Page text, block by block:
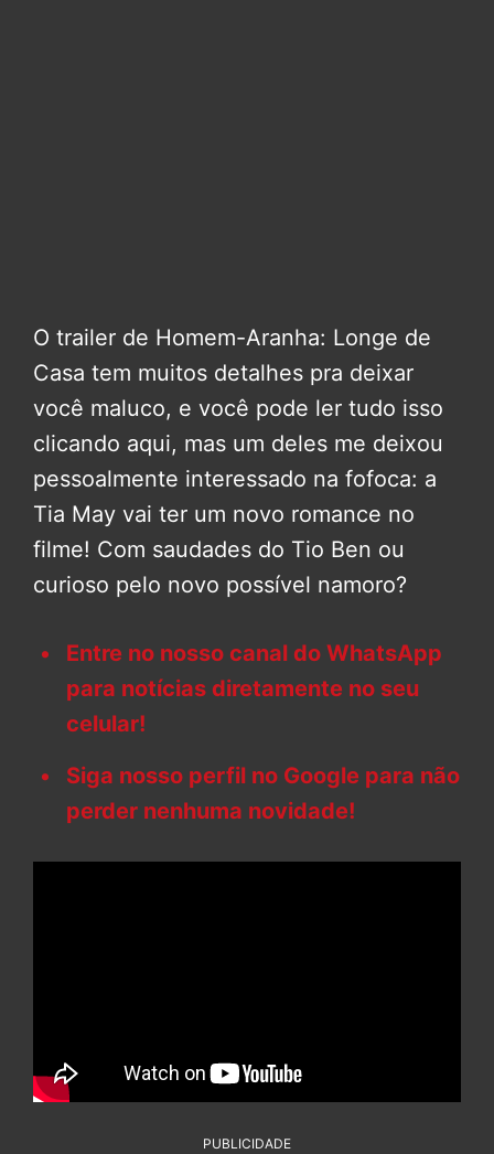
O trailer de Homem-Aranha: Longe de
Casa tem muitos detalhes pra deixar
você maluco, e você pode ler tudo isso
clicando aqui, mas um deles me deixou
pessoalmente interessado na fofoca: a
Tia May vai ter um novo romance no
filme! Com saudades do Tio Ben ou
curioso pelo novo possível namoro?
Entre no nosso canal do WhatsApp
para notícias diretamente no seu
celular!
Siga nosso perfil no Google para não
perder nenhuma novidade!
PUBLICIDADE